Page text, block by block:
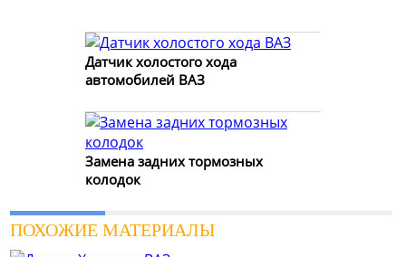
Датчик холостого хода
автомобилей ВАЗ
Замена задних тормозных
колодок
ПОХОЖИЕ МАТЕРИАЛЫ